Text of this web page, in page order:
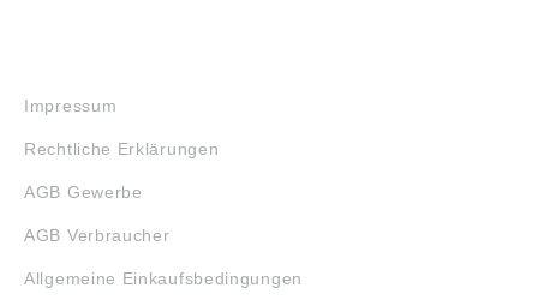
Impressum
Rechtliche Erklärungen
AGB Gewerbe
AGB Verbraucher
Allgemeine Einkaufsbedingungen